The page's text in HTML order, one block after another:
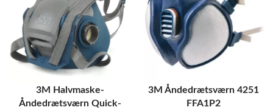
3M Halvmaske-
Åndedrætsværn Quick-
3M Åndedrætsværn 4251
FFA1P2